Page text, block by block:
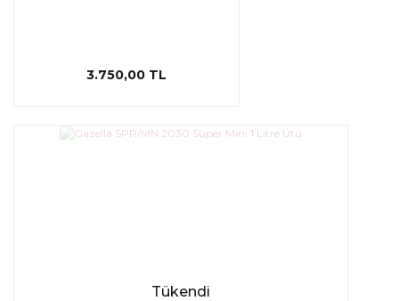
3.750,00 TL
Tükendi